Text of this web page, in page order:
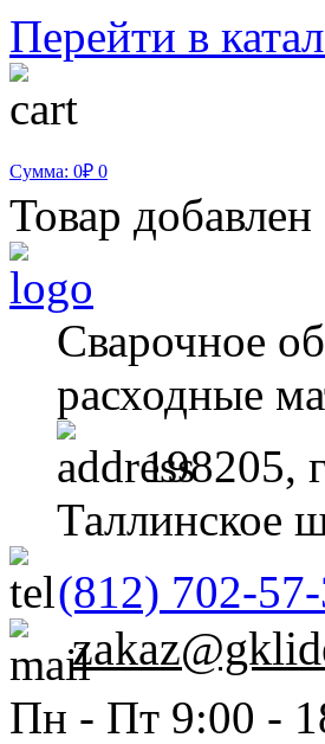
Перейти в
Сумма: 0₽ 0
Товар добавлен
Сварочное
расходные
198205,
Таллинское
(812) 702-
Пн - Пт 9:00 -